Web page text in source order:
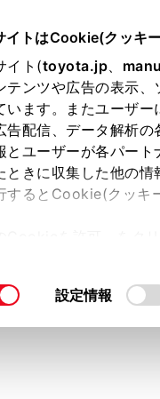
イトはCookie(クッキ
イト(toyota.jp、
テンツや広告の表示
います。またユーザ
告配信、データ解析
とユーザーが各パー
ときに収集した他の
するとCookie(クッキ
ください。設定情報
クス
3つの買い方 オンライ